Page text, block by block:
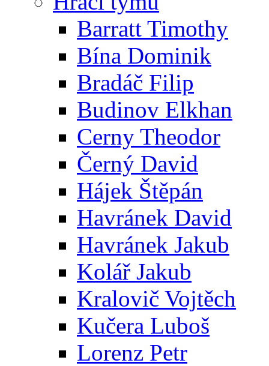
Barratt Timothy
Bína Dominik
Bradáč Filip
Budinov Elkhan
Cerny Theodor
Černý David
Hájek Štěpán
Havránek David
Havránek Jakub
Kolář Jakub
Kralovič Vojtěch
Kučera Luboš
Lorenz Petr